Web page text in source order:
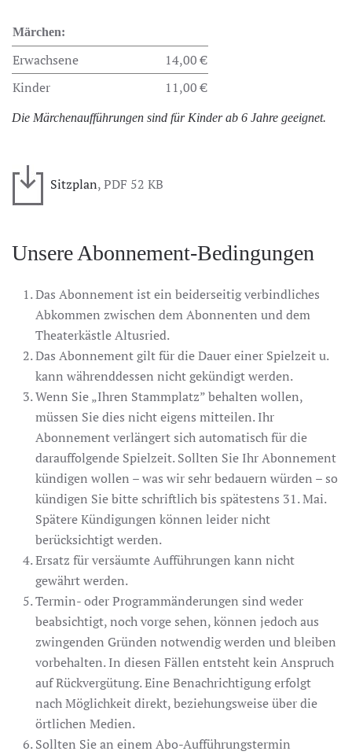
Märchen:
Erwachsene
14,00 €
Kinder
11,00 €
Die Märchenaufführungen sind für Kinder ab 6 Jahre geeignet.
Sitzplan, PDF 52 KB
Unsere Abonnement-Bedingungen
Das Abonnement ist ein beiderseitig verbindliches
Abkommen zwischen dem Abonnenten und dem
Theaterkästle Altusried.
Das Abonnement gilt für die Dauer einer Spielzeit u.
kann währenddessen nicht gekündigt werden.
Wenn Sie „Ihren Stammplatz” behalten wollen,
müssen Sie dies nicht eigens mitteilen. Ihr
Abonnement verlängert sich automatisch für die
darauffolgende Spielzeit. Sollten Sie Ihr Abonnement
kündigen wollen – was wir sehr bedauern würden – so
kündigen Sie bitte schriftlich bis spätestens 31. Mai.
Spätere Kündigungen können leider nicht
berücksichtigt werden.
Ersatz für versäumte Aufführungen kann nicht
gewährt werden.
Termin- oder Programmänderungen sind weder
beabsichtigt, noch vorge sehen, können jedoch aus
zwingenden Gründen notwendig werden und bleiben
vorbehalten. In diesen Fällen entsteht kein Anspruch
auf Rückvergütung. Eine Benachrichtigung erfolgt
nach Möglichkeit direkt, beziehungsweise über die
örtlichen Medien.
Sollten Sie an einem Abo-Aufführungstermin